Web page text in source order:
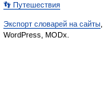
👣 Путешествия
Экспорт словарей на сайты
WordPress, MODx.